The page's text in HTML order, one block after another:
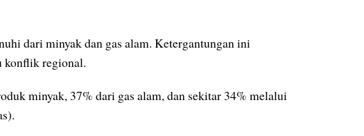
dari minyak dan gas alam. Ketergantungan ini
konflik regional.
minyak, 37% dari gas alam, dan sekitar 34% melalui